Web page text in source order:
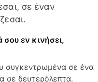
σε έναν
σου εν κινήσει,
συγκεντρωμένα σε ένα
σε δευτερόλεπτα.